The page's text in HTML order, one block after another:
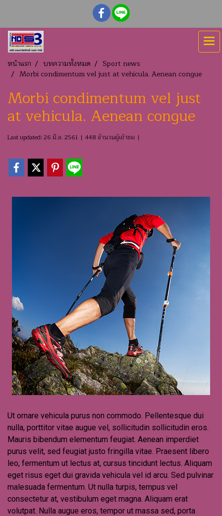
หน้าแรก บทความทั้งหมด
Sport news
Morbi condimentum vel just at vehicula. Aenean congue
Morbi condimentum vel just
at vehicula. Aenean congue
Last updated: 26 มิ.ย. 2561 | 448 จำนวนผู้เข้าชม |
Ut ornare vehicula purus non commodo. Pellentesque dui
nulla, porttitor vitae augue vel, sollicitudin sollicitudin eros.
Mauris bibendum elementum feugiat. Aenean imperdiet
purus velit, sed feugiat justo fringilla vitae. Praesent libero
leo, fermentum ut lectus at, cursus tincidunt lectus. Aliquam
eget risus eget dui gravida vehicula vel id arcu. Sed pulvinar
malesuada fermentum. Ut nulla turpis, tempus vel
consectetur at, vestibulum eget magna. Aliquam erat
volutpat. Nulla augue eros, tempor ut massa sed, porta